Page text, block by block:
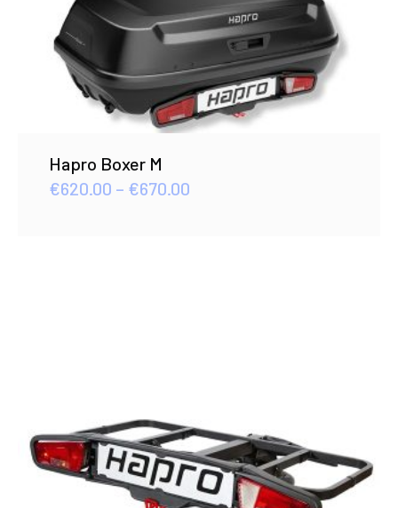
Hapro Boxer M
€620.00 – €670.00